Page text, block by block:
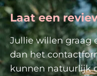
Laat een
Jullie willen graag
dan het
kunnen natuurlijk